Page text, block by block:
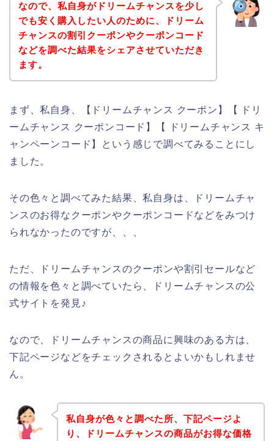
なので、私自身がドリームチャンスを少し
でも安く購入したい人のために、ドリーム
チャンスの割引クーポンやクーポンコード
などを調べた結果をシェアさせていただき
ます。
まず、私自身、【ドリームチャンス クーポン】【 ドリ
ームチャンス クーポンコード】【 ドリームチャンス キ
ャンペーンコード】という感じで調べてみることにし
ました。
その色々と調べてみた結果、私自身は、ドリームチャ
ンスのお得なクーポンやクーポンコードなどをみつけ
られなかったのですが、、、
ただ、ドリームチャンスのクーポンや割引セールなど
の情報を色々と調べていたら、ドリームチャンスの公
式サイトを発見♪
なので、ドリームチャンスの商品に興味のある方は、
下記ページなどをチェックされるとよいかもしれませ
ん。
私自身が色々と調べた所、下記ページよ
り、ドリームチャンスの商品がお得な価格